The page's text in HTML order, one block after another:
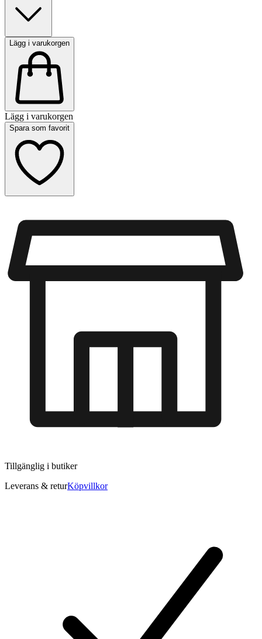
Lägg i varukorgen
Lägg i varukorgen
Spara som favorit
Tillgänglig i butiker
Leverans & returKöpvillkor